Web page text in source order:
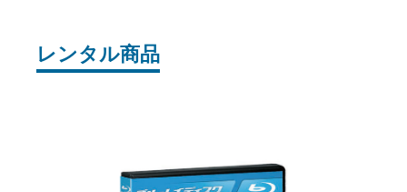
レンタル商品